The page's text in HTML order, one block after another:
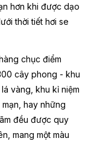
hơn khi được dạo
thời tiết hơi se
chục điểm
cây phong - khu
vàng, khu kỉ niệm
hay những
đều được quy
mang một màu